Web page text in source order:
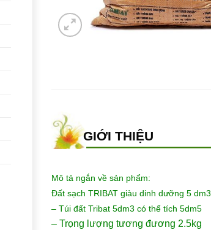
GIỚI THIỆU
Mô tả ngắn về sản phẩm:
Đất sạch TRIBAT giàu dinh dưỡng 5 dm3
– Túi đất Tribat 5dm3 có thể tích 5dm5
– Trọng lượng tương đương 2.5kg